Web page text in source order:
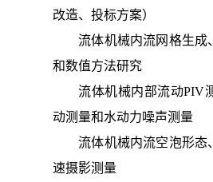
改造、投标方案）
流体机械内流网格生成
和数值方法研究
流体机械内部流动PIV
动测量和水动力噪声测量
流体机械内流空泡形态
速摄影测量